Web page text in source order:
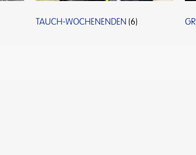
TAUCH-WOCHENENDEN(6)